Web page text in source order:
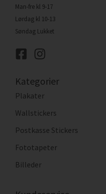
Man-fre kl 9-17
Lørdag kl 10-13
Søndag Lukket
Kategorier
Plakater
Wallstickers
Postkasse Stickers
Fototapeter
Billeder